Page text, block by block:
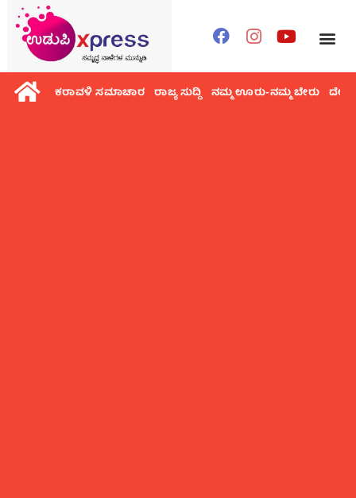
ಕರಾವಳಿ ಸಮಾಚಾರ ರಾಜ್ಯ ಸುದ್ದಿ ನಮ್ಮ ಊರು-ನಮ್ಮ ಬೇರು ದೇಶ